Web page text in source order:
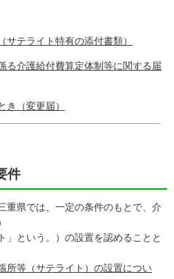
サテライト特有の添付書類）
る介護給付費算定体制等に関する届
き（変更届）
件
県では、一定の条件のもとで、介
」という。）の設置を認めることと
所等（サテライト）の設置につい